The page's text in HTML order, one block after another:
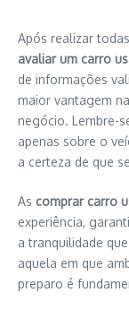
Após realizar
avaliar um carro
de informações
maior vantagem
negócio. Lembre-
apenas sobre o
a certeza de que
As comprar carro
experiência,
a tranquilidade
aquela em que
preparo é